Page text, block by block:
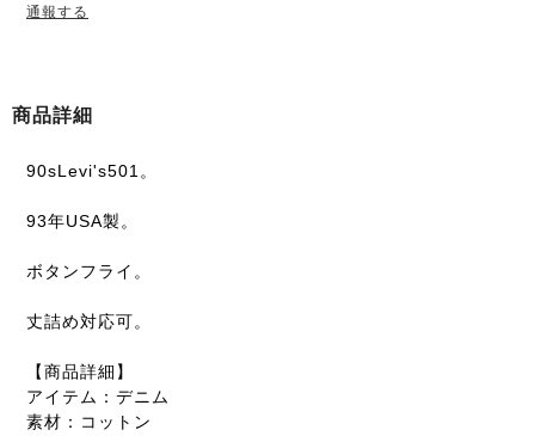
通報する
商品詳細
90sLevi's501。
93年USA製。
ボタンフライ。
丈詰め対応可。
【商品詳細】
アイテム：デニム
素材：コットン